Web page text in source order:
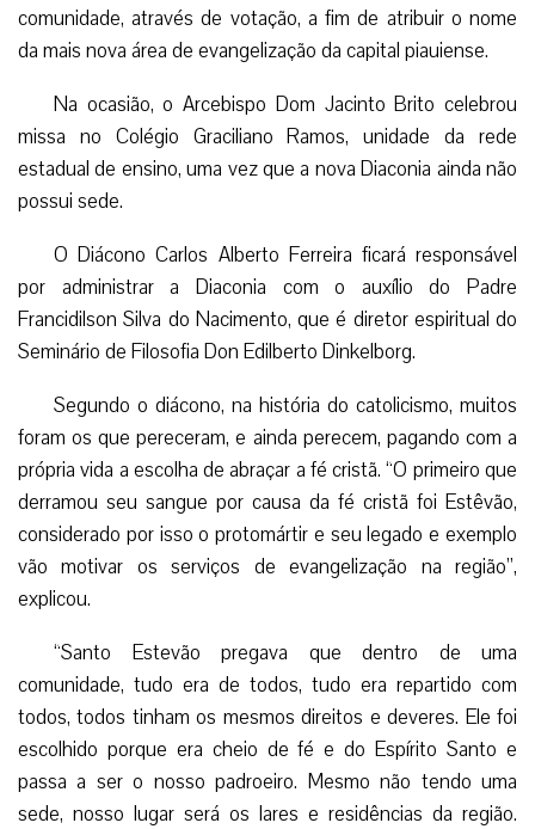
comunidade, através de votação, a fim de atribuir o nome
da mais nova área de evangelização da capital piauiense.
Na ocasião, o Arcebispo Dom Jacinto Brito celebrou
missa no Colégio Graciliano Ramos, unidade da rede
estadual de ensino, uma vez que a nova Diaconia ainda não
possui sede.
O Diácono Carlos Alberto Ferreira ficará responsável
por administrar a Diaconia com o auxílio do Padre
Francidilson Silva do Nacimento, que é diretor espiritual do
Seminário de Filosofia Don Edilberto Dinkelborg.
Segundo o diácono, na história do catolicismo, muitos
foram os que pereceram, e ainda perecem, pagando com a
própria vida a escolha de abraçar a fé cristã. “O primeiro que
derramou seu sangue por causa da fé cristã foi Estêvão,
considerado por isso o protomártir e seu legado e exemplo
vão motivar os serviços de evangelização na região”,
explicou.
“Santo Estevão pregava que dentro de uma
comunidade, tudo era de todos, tudo era repartido com
todos, todos tinham os mesmos direitos e deveres. Ele foi
escolhido porque era cheio de fé e do Espírito Santo e
passa a ser o nosso padroeiro. Mesmo não tendo uma
sede, nosso lugar será os lares e residências da região.